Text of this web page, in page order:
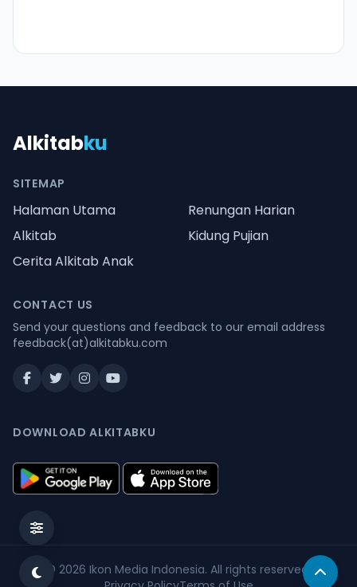
Alkitabku
SITEMAP
Halaman Utama
Renungan Harian
Alkitab
Kidung Pujian
Cerita Alkitab Anak
CONTACT US
Send your questions and feedback to our email address
feedback(at)alkitabku.com
DOWNLOAD ALKITABKU
© 2026 Ikon Media Indonesia. All rights reserved.